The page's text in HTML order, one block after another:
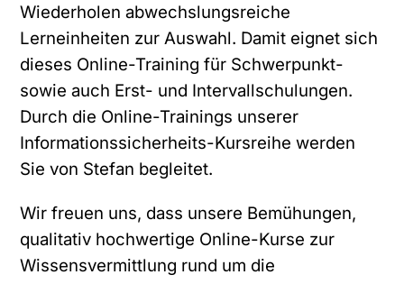
Wiederholen abwechslungsreiche
Lerneinheiten zur Auswahl. Damit eignet sich
dieses Online-Training für Schwerpunkt-
sowie auch Erst- und Intervallschulungen.
Durch die Online-Trainings unserer
Informationssicherheits-Kursreihe werden
Sie von Stefan begleitet.
Wir freuen uns, dass unsere Bemühungen,
qualitativ hochwertige Online-Kurse zur
Wissensvermittlung rund um die
E-Mail-Adresse *
D
t
e
n
s
Hiermit bestätige ich, dass die M.I.T e-
Informationen über das Produktportfolio
zusenden darf. Durch die Angabe meiner
E-Mail Adresse und dem Absenden des
Formulars erkläre ich mich mit der